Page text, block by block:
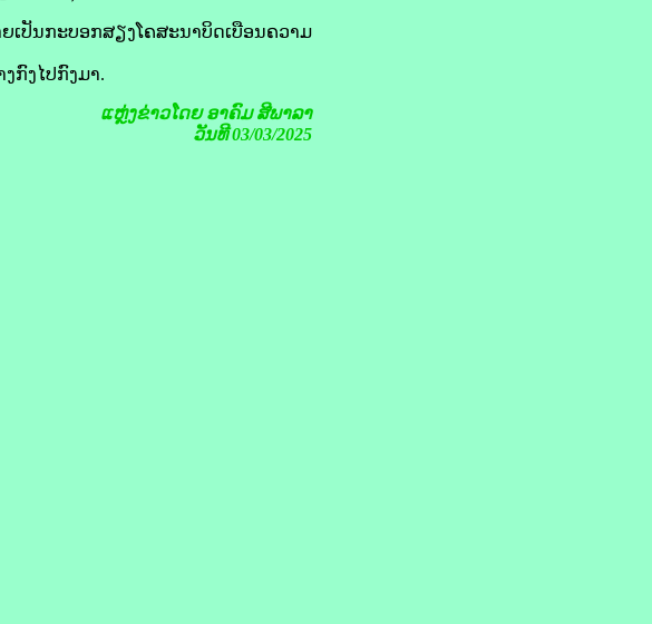
ປັນກະບອກສຽງໂຄສະນາບິດເບືອນຄວາມ
ກົງໄປກົງມາ.
ແຫຼ່ງຂ່າວໂດຍອາຄົມ ສີພາລາ
ວັນທີ 03/03/2025